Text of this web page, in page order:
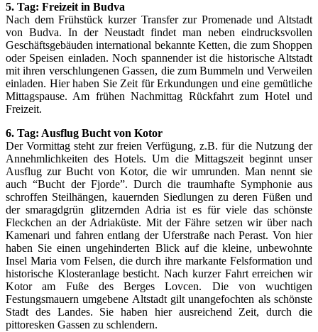
5. Tag: Freizeit in Budva
Nach dem Frühstück kurzer Transfer zur Promenade und Altstadt
von Budva. In der Neustadt findet man neben eindrucksvollen
Geschäftsgebäuden international bekannte Ketten, die zum Shoppen
oder Speisen einladen. Noch spannender ist die historische Altstadt
mit ihren verschlungenen Gassen, die zum Bummeln und Verweilen
einladen. Hier haben Sie Zeit für Erkundungen und eine gemütliche
Mittagspause. Am frühen Nachmittag Rückfahrt zum Hotel und
Freizeit.
6. Tag: Ausflug Bucht von Kotor
Der Vormittag steht zur freien Verfügung, z.B. für die Nutzung der
Annehmlichkeiten des Hotels. Um die Mittagszeit beginnt unser
Ausflug zur Bucht von Kotor, die wir umrunden. Man nennt sie
auch “Bucht der Fjorde”. Durch die traumhafte Symphonie aus
schroffen Steilhängen, kauernden Siedlungen zu deren Füßen und
der smaragdgrün glitzernden Adria ist es für viele das schönste
Fleckchen an der Adriaküste. Mit der Fähre setzen wir über nach
Kamenari und fahren entlang der Uferstraße nach Perast. Von hier
haben Sie einen ungehinderten Blick auf die kleine, unbewohnte
Insel Maria vom Felsen, die durch ihre markante Felsformation und
historische Klosteranlage besticht. Nach kurzer Fahrt erreichen wir
Kotor am Fuße des Berges Lovcen. Die von wuchtigen
Festungsmauern umgebene Altstadt gilt unangefochten als schönste
Stadt des Landes. Sie haben hier ausreichend Zeit, durch die
pittoresken Gassen zu schlendern.